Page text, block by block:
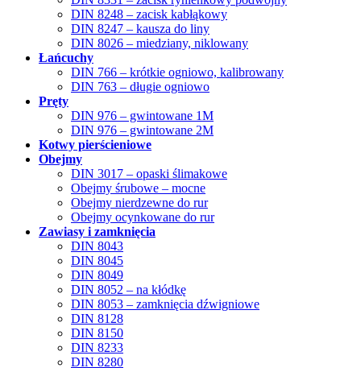
DIN 8248 – zacisk kabłąkowy
DIN 8247 – kausza do liny
DIN 8026 – miedziany, niklowany
Łańcuchy
DIN 766 – krótkie ogniowo, kalibrowany
DIN 763 – długie ogniowo
Pręty
DIN 976 – gwintowane 1M
DIN 976 – gwintowane 2M
Kotwy pierścieniowe
Obejmy
DIN 3017 – opaski ślimakowe
Obejmy śrubowe – mocne
Obejmy nierdzewne do rur
Obejmy ocynkowane do rur
Zawiasy i zamknięcia
DIN 8043
DIN 8045
DIN 8049
DIN 8052 – na kłódkę
DIN 8053 – zamknięcia dźwigniowe
DIN 8128
DIN 8150
DIN 8233
DIN 8280